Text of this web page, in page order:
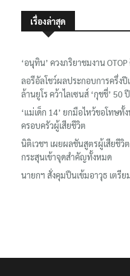
เรื่องล่าสุด
‘อนุทิน’ ควงภริยาชมงาน
ลอรีอัลโชว์ผลประกอบการครึ่ง
ล้านยูโร คว้าไลเซนส์ ‘กุชชี่’
‘แม่เด็ก 14’ ยกมือไหว้ขอโทษทั้
ครอบครัวผู้เสียชีวิต
นิติเวชฯ เผยผลชันสูตรผู้เสียชีวิต
กระสุนเข้าจุดสำคัญทั้งหมด
นายกฯ สั่งคุมปืนเข้มอาวุธ เตรี